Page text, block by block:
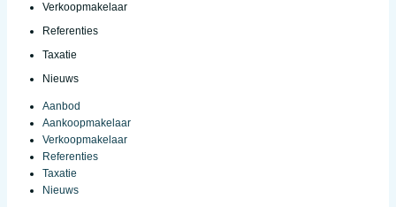
Verkoopmakelaar
Referenties
Taxatie
Nieuws
Aanbod
Aankoopmakelaar
Verkoopmakelaar
Referenties
Taxatie
Nieuws